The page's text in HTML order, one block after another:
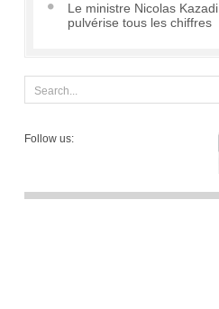
Le ministre Nicolas Kazadi
pulvérise tous les chiffres
Follow us: